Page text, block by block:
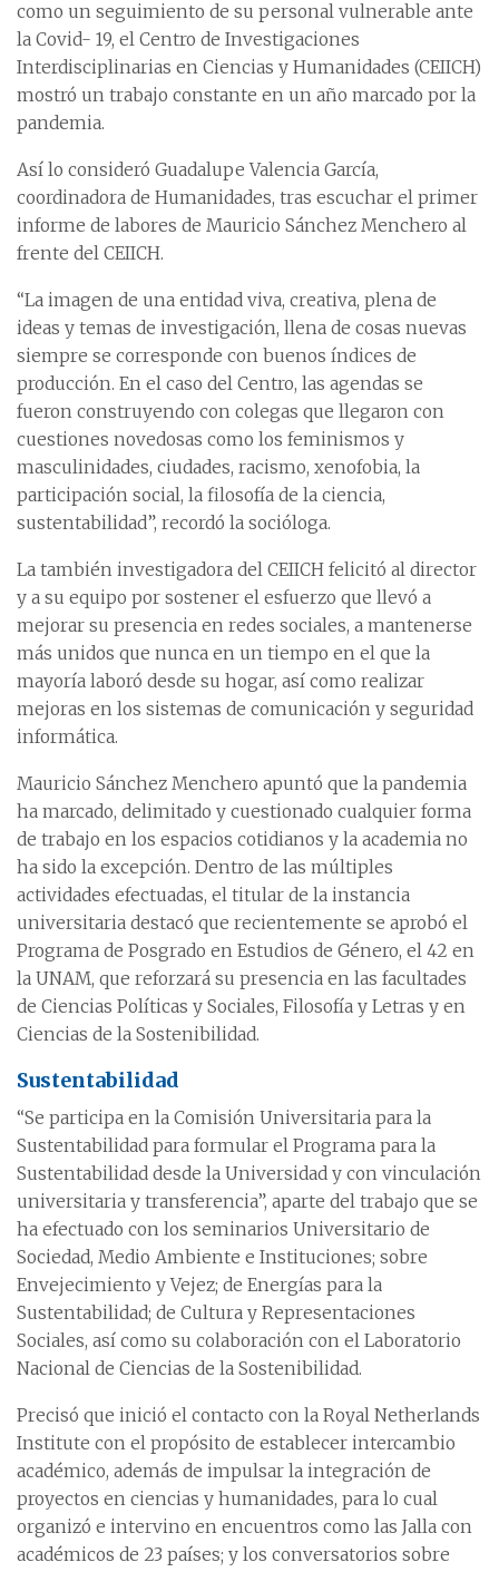
como un seguimiento de su personal vulnerable ante
la Covid- 19, el Centro de Investigaciones
Interdisciplinarias en Ciencias y Humanidades (CEIICH)
mostró un trabajo constante en un año marcado por la
pandemia.
Así lo consideró Guadalupe Valencia García,
coordinadora de Humanidades, tras escuchar el primer
informe de labores de Mauricio Sánchez Menchero al
frente del CEIICH.
“La imagen de una entidad viva, creativa, plena de
ideas y temas de investigación, llena de cosas nuevas
siempre se corresponde con buenos índices de
producción. En el caso del Centro, las agendas se
fueron construyendo con colegas que llegaron con
cuestiones novedosas como los feminismos y
masculinidades, ciudades, racismo, xenofobia, la
participación social, la filosofía de la ciencia,
sustentabilidad”, recordó la socióloga.
La también investigadora del CEIICH felicitó al director
y a su equipo por sostener el esfuerzo que llevó a
mejorar su presencia en redes sociales, a mantenerse
más unidos que nunca en un tiempo en el que la
mayoría laboró desde su hogar, así como realizar
mejoras en los sistemas de comunicación y seguridad
informática.
Mauricio Sánchez Menchero apuntó que la pandemia
ha marcado, delimitado y cuestionado cualquier forma
de trabajo en los espacios cotidianos y la academia no
ha sido la excepción. Dentro de las múltiples
actividades efectuadas, el titular de la instancia
universitaria destacó que recientemente se aprobó el
Programa de Posgrado en Estudios de Género, el 42 en
la UNAM, que reforzará su presencia en las facultades
de Ciencias Políticas y Sociales, Filosofía y Letras y en
Ciencias de la Sostenibilidad.
Sustentabilidad
“Se participa en la Comisión Universitaria para la
Sustentabilidad para formular el Programa para la
Sustentabilidad desde la Universidad y con vinculación
universitaria y transferencia”, aparte del trabajo que se
ha efectuado con los seminarios Universitario de
Sociedad, Medio Ambiente e Instituciones; sobre
Envejecimiento y Vejez; de Energías para la
Sustentabilidad; de Cultura y Representaciones
Sociales, así como su colaboración con el Laboratorio
Nacional de Ciencias de la Sostenibilidad.
Precisó que inició el contacto con la Royal Netherlands
Institute con el propósito de establecer intercambio
académico, además de impulsar la integración de
proyectos en ciencias y humanidades, para lo cual
organizó e intervino en encuentros como las Jalla con
académicos de 23 países; y los conversatorios sobre